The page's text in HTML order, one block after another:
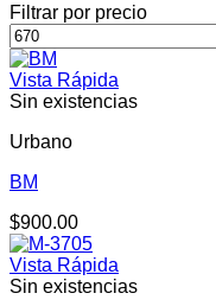
Filtrar por precio
Precio
mínimo
Vista Rápida
Sin existencias
Urbano
BM
$900.00
Vista Rápida
Sin existencias